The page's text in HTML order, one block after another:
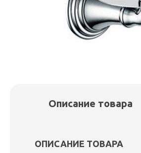
Описание товара
ОПИСАНИЕ ТОВАРА